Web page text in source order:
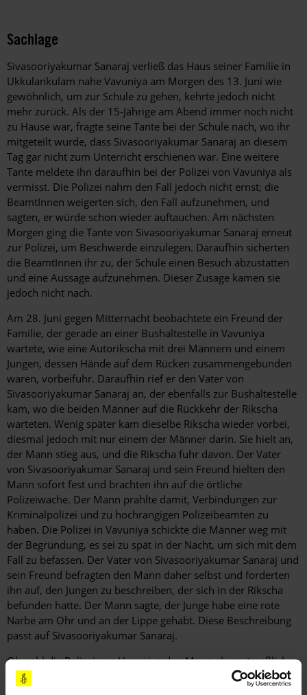
Sachlage
Sivasooriyakumar Sanaraj verließ das Haus seiner Familie in
Ukkulankulam nahe Vavuniya am Morgen des 13. Juni wie
gewöhnlich, um zur Schule zu gehen, kehrte jedoch nicht
mehr zurück. Als der 15-Jährige am Abend immer noch nicht
zu Hause war, fragte seine Tante bei der Schule nach, wo ihr
mitgeteilt wurde, dass Sivasooriyakumar Sanaraj an diesem
Tag gar nicht zum Unterricht erschienen war. Eine weitere
Tante meldete ihn daraufhin bei der Polizei von Vavuniya als
vermisst. Die Polizei nahm den Fall jedoch nicht ernst; die
BeamtInnen weigerten sich, den Fall aufzunehmen, und
sagten, er würde schon wieder auftauchen. Am nächsten
Morgen ging die Tante von Sivasooriyakumar Sanaraj erneut
zur Polizei, um Beschwerde einzulegen. Daraufhin sicherten
die BeamtInnen ihr zu, der Schule einen Besuch abzustatten
und eine Aussage aufzunehmen. Dieser Zusage kamen sie
jedoch nicht nach.
Am 28. Juni gegen Mitternacht beobachtete ein Freund der
Familie, der gerade an einer Bushaltestelle in Vavuniya
wartete, wie eine Autorikscha mit drei Männern und einem
Jungen, dessen Hände auf dem Rücken zusammengebunden
waren, vorbeifuhr. Daraufhin rief er den Vater von
Sivasooriyakumar Sanaraj an, der ebenfalls zur Bushaltestelle
kam, wo die beiden Männer auf die Rückkehr der Rikscha
warteten. Wenig später kam dieselbe Rikscha wieder vorbei,
diesmal jedoch mit nur einem der Männer darin. Sie hielt an,
der Mann stieg aus, und die Rikscha fuhr davon. Der Vater
von Sivasooriyakumar Sanaraj und sein Freund hielten den
Mann sofort fest und brachten ihn auf die örtliche
Polizeiwache. Der Mann prahlte damit, Verbindungen zur
Kriminalpolizei und zu hochrangigen Polizeibeamten zu
haben. Die Polizei in Vavuniya schickte die Männer weg mit
der Begründung, es sei zu spät in der Nacht, um sich mit dem
Fall zu befassen. Der Vater von Sivasooriyakumar Sanaraj und
sein Freund befragten den Mann daher selbst und forderten
ihn auf, den Jungen zu beschreiben, der sich in der Rikscha
befunden hatte. Der Mann sagte, der Junge habe eine rote
Narbe am Ohr und an der Lippe gehabt. Diese Beschreibung
passt auf Sivasooriyakumar Sanaraj.
Obwohl die Polizei von Vavuniya den Mann als mutmaßlichen
Entführer identifizierte, bestellte sie ihn nicht zur Befragung
auf die Polizeiwache und hat bisher auch keine